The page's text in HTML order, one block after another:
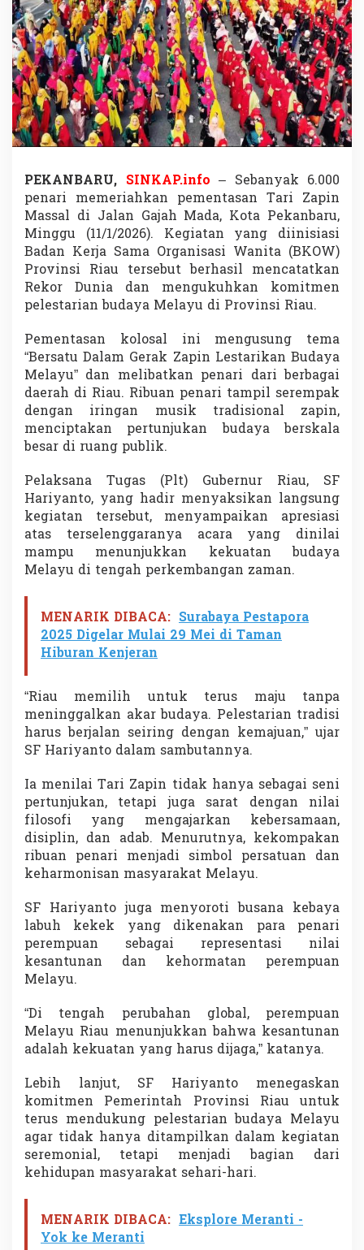
0
0
P
e
n
a
r
i
d
i
k
a
n
b
a
r
u
R
a
i
R
e
k
o
r
D
a
PEKANBARU, SINKAP.info – Sebanyak 6.000
penari memeriahkan pementasan Tari Zapin
Massal di Jalan Gajah Mada, Kota Pekanbaru,
Minggu (11/1/2026). Kegiatan yang diinisiasi
Badan Kerja Sama Organisasi Wanita (BKOW)
Provinsi Riau tersebut berhasil mencatatkan
Rekor Dunia dan mengukuhkan komitmen
pelestarian budaya Melayu di Provinsi Riau.
Pementasan kolosal ini mengusung tema
“Bersatu Dalam Gerak Zapin Lestarikan Budaya
Melayu” dan melibatkan penari dari berbagai
daerah di Riau. Ribuan penari tampil serempak
dengan iringan musik tradisional zapin,
menciptakan pertunjukan budaya berskala
besar di ruang publik.
Pelaksana Tugas (Plt) Gubernur Riau, SF
Hariyanto, yang hadir menyaksikan langsung
kegiatan tersebut, menyampaikan apresiasi
atas terselenggaranya acara yang dinilai
mampu menunjukkan kekuatan budaya
Melayu di tengah perkembangan zaman.
MENARIK DIBACA: Surabaya Pestapora
2025 Digelar Mulai 29 Mei di Taman
Hiburan Kenjeran
“Riau memilih untuk terus maju tanpa
meninggalkan akar budaya. Pelestarian tradisi
harus berjalan seiring dengan kemajuan,” ujar
SF Hariyanto dalam sambutannya.
Ia menilai Tari Zapin tidak hanya sebagai seni
pertunjukan, tetapi juga sarat dengan nilai
filosofi yang mengajarkan kebersamaan,
disiplin, dan adab. Menurutnya, kekompakan
ribuan penari menjadi simbol persatuan dan
keharmonisan masyarakat Melayu.
SF Hariyanto juga menyoroti busana kebaya
labuh kekek yang dikenakan para penari
perempuan sebagai representasi nilai
kesantunan dan kehormatan perempuan
Melayu.
“Di tengah perubahan global, perempuan
Melayu Riau menunjukkan bahwa kesantunan
adalah kekuatan yang harus dijaga,” katanya.
Lebih lanjut, SF Hariyanto menegaskan
komitmen Pemerintah Provinsi Riau untuk
terus mendukung pelestarian budaya Melayu
agar tidak hanya ditampilkan dalam kegiatan
seremonial, tetapi menjadi bagian dari
kehidupan masyarakat sehari-hari.
MENARIK DIBACA: Eksplore Meranti -
Yok ke Meranti